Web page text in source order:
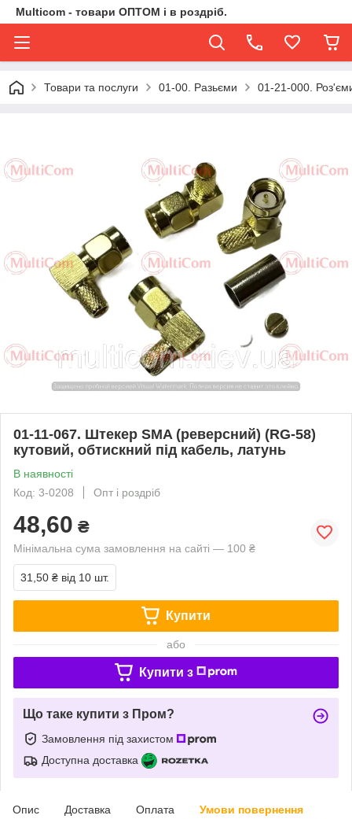
Multicom - товари ОПТОМ і в роздріб.
Товари та послуги 01-00. Разьєми 01-21-000.
01-11-067. Штекер SMA (реверсний) (RG-58)
кутовий, обтискний під кабель, латунь
В наявності
Код: 3-0208
Опт і роздріб
48,60 ₴
Мінімальна сума замовлення на сайті — 100 ₴
31,50 ₴ від 10 шт.
Купити
або
Купити з
Що таке купити з Пром?
Замовлення під захистом
Доступна доставка
Опис Доставка Оплата Умови повернення